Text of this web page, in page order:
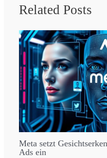
Related Posts
Meta setzt
Ads ein